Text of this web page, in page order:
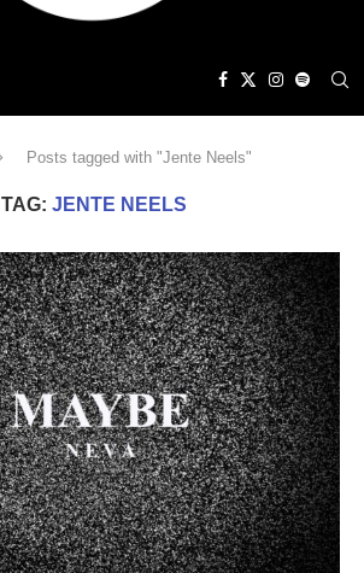
Posts tagged with "Jente Neels"
TAG: JENTE NEELS